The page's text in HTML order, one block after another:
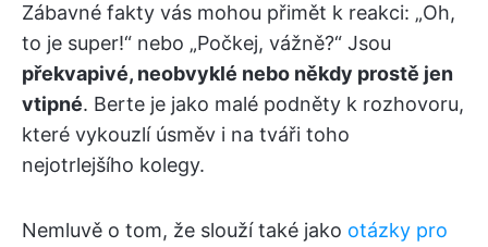
Zábavné fakty vás mohou přimět k reakci: „Oh,
to je super!“ nebo „Počkej, vážně?“ Jsou
překvapivé, neobvyklé nebo někdy prostě jen
vtipné. Berte je jako malé podněty k rozhovoru,
které vykouzlí úsměv i na tváři toho
nejotrlejšího kolegy.
Nemluvě o tom, že slouží také jako otázky pro